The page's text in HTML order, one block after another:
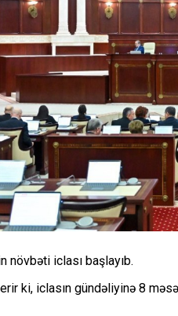
növbəti iclası başlayıb.
ki, iclasın gündəliyinə 8